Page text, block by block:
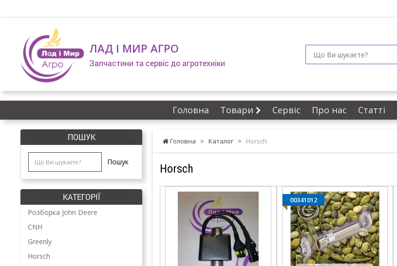
ЛАД І МИР АГРО
Запчастини та сервіс до агротехніки
Головна Товари Сервіс Про нас Статті
Головна > Каталог > Horsch
Horsch
00341012
ПОШУК
Пошук
КАТЕГОРІЇ
Розборка John Deere
CNH
Greenly
Horsch